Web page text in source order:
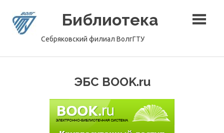
содержимому
Библиотека
Себряковский филиал ВолгГТУ
ЭБС BOOK.ru